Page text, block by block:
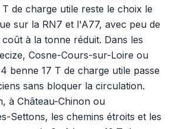
de charge utile reste le choix le
sur la RN7 et l'A77, avec peu de
à la tonne réduit. Dans les
Cosne-Cours-sur-Loire ou
benne 17 T de charge utile passe
sans bloquer la circulation.
à Château-Chinon ou
Settons, les chemins étroits et les